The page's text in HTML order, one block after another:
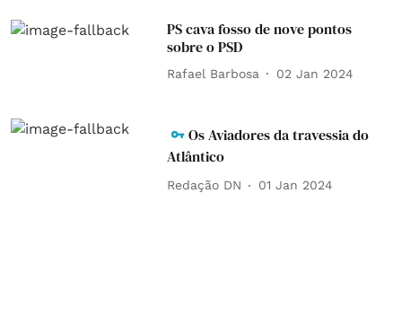
PS cava fosso de nove pontos
sobre o PSD
Rafael Barbosa 02 Jan 2024
Os Aviadores da travessia do
Atlântico
Redação DN 01 Jan 2024